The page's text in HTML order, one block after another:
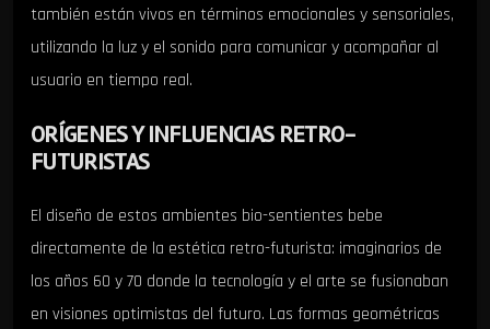
también están vivos en términos emocionales y sensoriales,
utilizando la luz y el sonido para comunicar y acompañar al
usuario en tiempo real.
ORÍGENES Y INFLUENCIAS RETRO-
FUTURISTAS
El diseño de estos ambientes bio-sentientes bebe
directamente de la estética retro-futurista: imaginarios de
los años 60 y 70 donde la tecnología y el arte se fusionaban
en visiones optimistas del futuro. Las formas geométricas